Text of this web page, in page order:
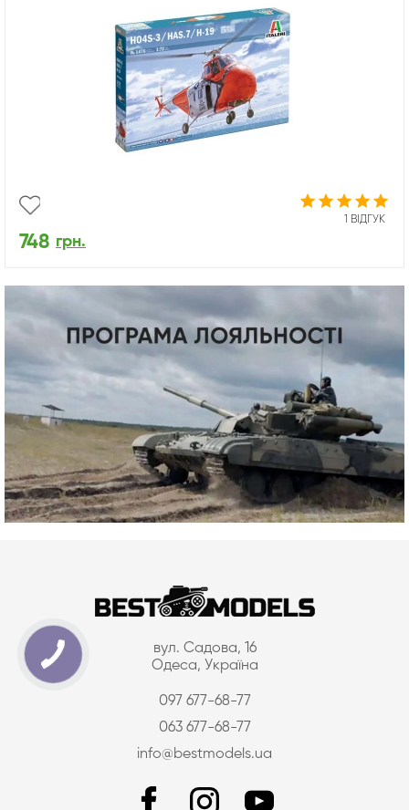
1 ВІДГУК
748 грн.
вул. Садова, 16
Одеса, Україна
097 677-68-77
063 677-68-77
info@bestmodels.ua